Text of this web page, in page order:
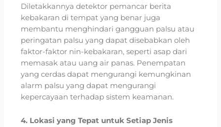
Diletakkannya detektor pemancar berita
kebakaran di tempat yang benar juga
membantu menghindari gangguan palsu atau
peringatan palsu yang dapat disebabkan oleh
faktor-faktor nin-kebakaran, seperti asap dari
memasak atau uang air panas. Penempatan
yang cerdas dapat mengurangi kemungkinan
alarm palsu yang dapat mengurangi
kepercayaan terhadap sistem keamanan.
4. Lokasi yang Tepat untuk Setiap Jenis